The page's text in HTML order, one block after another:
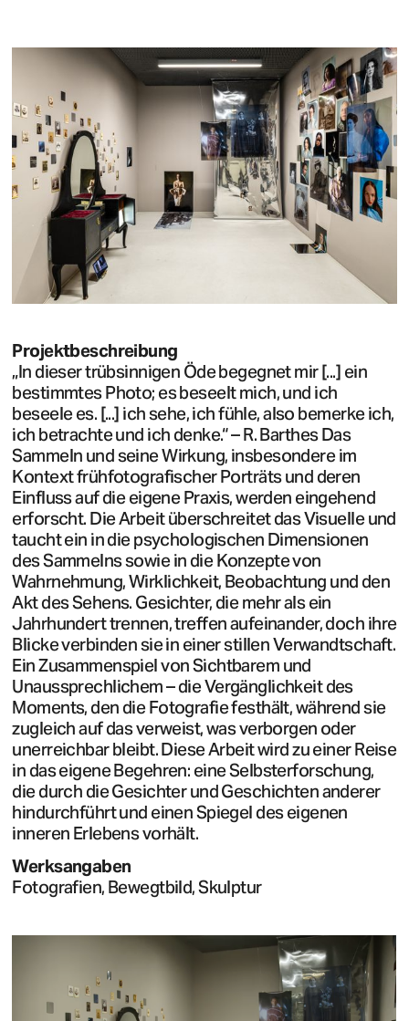
Projektbeschreibung
„In dieser trübsinnigen Öde begegnet mir [...] ein
bestimmtes Photo; es beseelt mich, und ich
beseele es. [...] ich sehe, ich fühle, also bemerke ich,
ich betrachte und ich denke.“ – R. Barthes Das
Sammeln und seine Wirkung, insbesondere im
Kontext frühfotografischer Porträts und deren
Einfluss auf die eigene Praxis, werden eingehend
erforscht. Die Arbeit überschreitet das Visuelle und
taucht ein in die psychologischen Dimensionen
des Sammelns sowie in die Konzepte von
Wahrnehmung, Wirklichkeit, Beobachtung und den
Akt des Sehens. Gesichter, die mehr als ein
Jahrhundert trennen, treffen aufeinander, doch ihre
Blicke verbinden sie in einer stillen Verwandtschaft.
Ein Zusammenspiel von Sichtbarem und
Unaussprechlichem – die Vergänglichkeit des
Moments, den die Fotografie festhält, während sie
zugleich auf das verweist, was verborgen oder
unerreichbar bleibt. Diese Arbeit wird zu einer Reise
in das eigene Begehren: eine Selbsterforschung,
die durch die Gesichter und Geschichten anderer
hindurchführt und einen Spiegel des eigenen
inneren Erlebens vorhält.
Werksangaben
Fotografien, Bewegtbild, Skulptur